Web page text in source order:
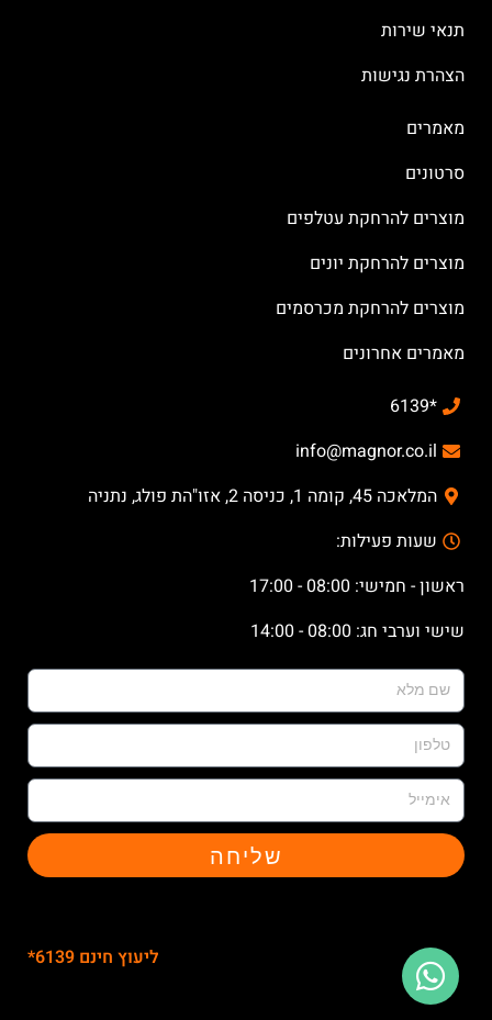
תנאי שירות
הצהרת נגישות
מאמרים
סרטונים
מוצרים להרחקת עטלפים
מוצרים להרחקת יונים
מוצרים להרחקת מכרסמים
מאמרים אחרונים
*6139
info@magnor.co.il
המלאכה 45, קומה 1, כניסה 2, אזו"הת פולג, נתניה
שעות פעילות:
ראשון - חמישי: 08:00 - 17:00
שישי וערבי חג: 08:00 - 14:00
שליחה
ליעוץ חינם 6139*